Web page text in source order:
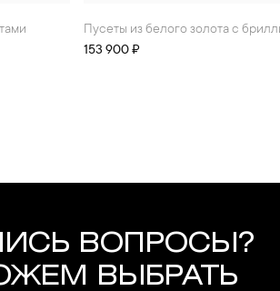
Пусеты из белого золота с
153 900 ₽
ВОПРОСЫ?
ВЫБРАТЬ